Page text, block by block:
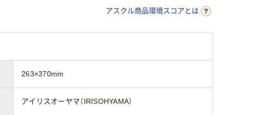
アスクル商品環境スコアとは
263×370mm
アイリスオーヤマ（IRISOHYAMA）